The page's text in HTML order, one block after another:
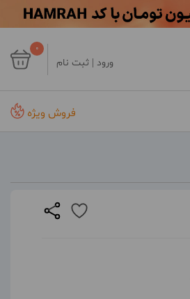
ورود | ثبت نام
0
فروش ویژه